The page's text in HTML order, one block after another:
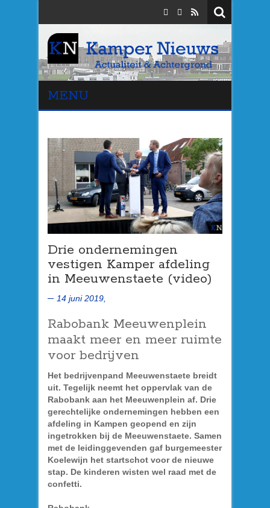
MENU
Drie ondernemingen
vestigen Kamper afdeling
in Meeuwenstaete (video)
14 juni 2019,
Rabobank Meeuwenplein
maakt meer en meer ruimte
voor bedrijven
Het bedrijvenpand Meeuwenstaete breidt
uit. Tegelijk neemt het oppervlak van de
Rabobank aan het Meeuwenplein af. Drie
gerechtelijke ondernemingen hebben een
afdeling in Kampen geopend en zijn
ingetrokken bij de Meeuwenstaete. Samen
met de leidinggevenden gaf burgemeester
Koelewijn het startschot voor de nieuwe
stap. De kinderen wisten wel raad met de
confetti.